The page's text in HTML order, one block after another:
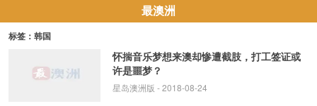
最澳洲
标签：韩国
怀揣音乐梦想来澳却惨遭截肢，打工签证或
许是噩梦？
星岛澳洲版 - 2018-08-24